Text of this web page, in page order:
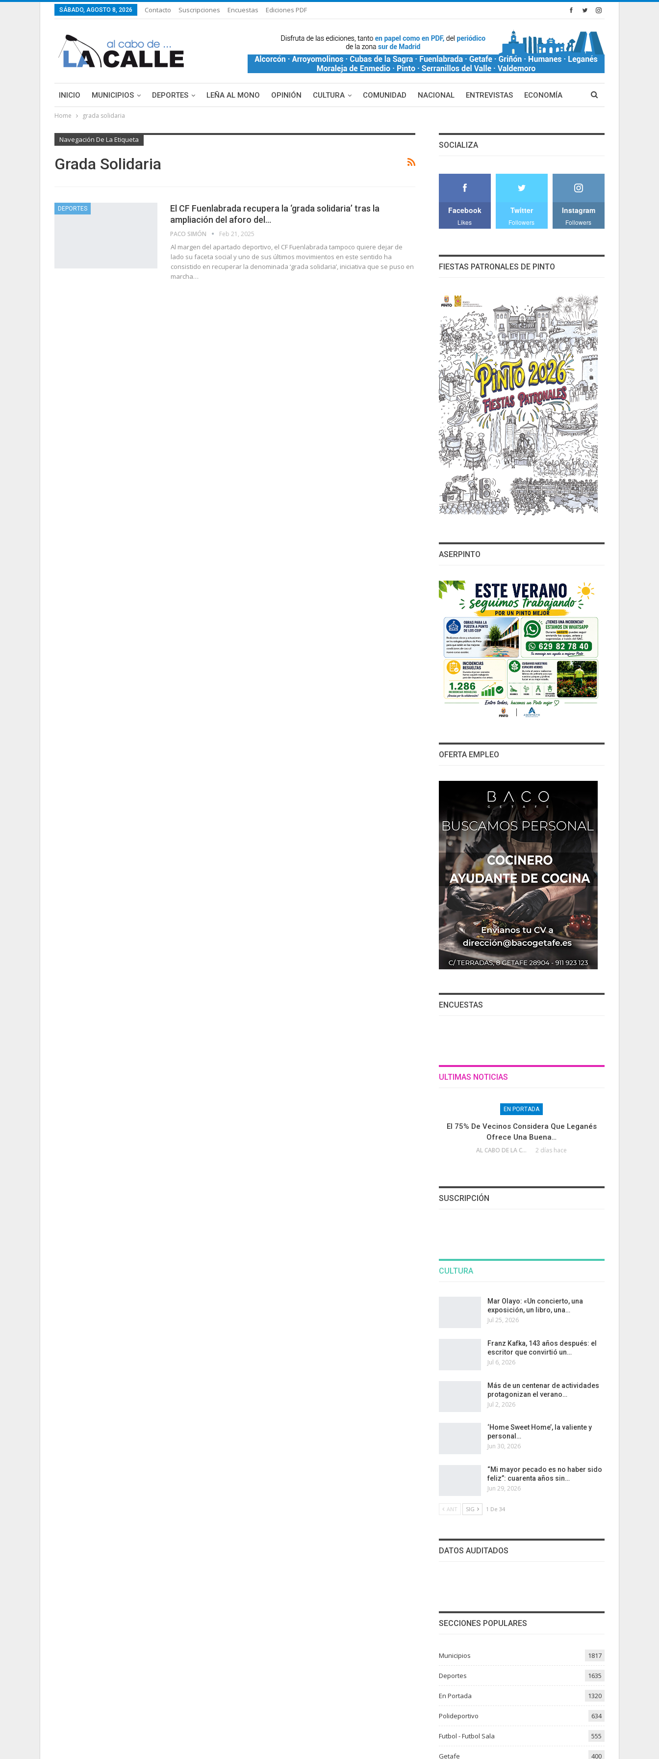
SÁBADO, AGOSTO 8, 2026 Contacto Suscripciones Encuestas Ediciones PDF
INICIO MUNICIPIOS DEPORTES LEÑA AL MONO OPINIÓN CULTURA COMUNIDAD NACIONAL ENTREVISTAS ECONOMÍA
LIFESTYLE PURA FICCIÓN: LAS HISTORIAS DE BLANCA
Home grada solidaria
Navegación De La Etiqueta
Grada Solidaria
DEPORTES
El CF Fuenlabrada recupera la ‘grada solidaria’ tras la
ampliación del aforo del…
PACO SIMÓN Feb 21, 2025
Al margen del apartado deportivo, el CF Fuenlabrada tampoco quiere dejar de
lado su faceta social y uno de sus últimos movimientos en este sentido ha
consistido en recuperar la denominada ‘grada solidaria’, iniciativa que se puso en
marcha…
SOCIALIZA
Facebook
Likes
Twitter
Followers
Instagram
Followers
FIESTAS PATRONALES DE PINTO
ASERPINTO
OFERTA EMPLEO
ENCUESTAS
ULTIMAS NOTICIAS
EN PORTADA
El 75% De Vecinos Considera Que Leganés
Ofrece Una Buena…
AL CABO DE LA CALLE 2 días hace
SUSCRIPCIÓN
CULTURA
Mar Olayo: «Un concierto, una
exposición, un libro, una…
Jul 25, 2026
Franz Kafka, 143 años después: el
escritor que convirtió un…
Jul 6, 2026
Más de un centenar de actividades
protagonizan el verano…
Jul 2, 2026
‘Home Sweet Home’, la valiente y
personal…
Jun 30, 2026
“Mi mayor pecado es no haber sido
feliz”: cuarenta años sin…
Jun 29, 2026
ANT SIG 1 De 34
DATOS AUDITADOS
SECCIONES POPULARES
Municipios 1817
Deportes 1635
En Portada 1320
Polideportivo 634
Futbol - Futbol Sala 555
Getafe 400